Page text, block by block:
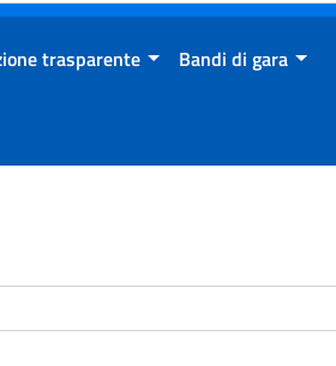
trasparente Bandi di gara